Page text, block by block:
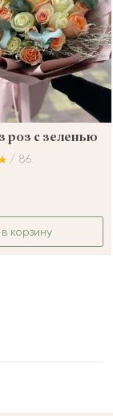
роз с зеленью
/ 86
в корзину